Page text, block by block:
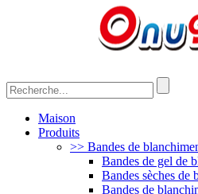
Maison
Produits
>> Bandes de
Bandes de gel de
Bandes sèches de
Bandes de